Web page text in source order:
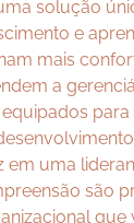
solução
e
mais
a
em uma
são
que